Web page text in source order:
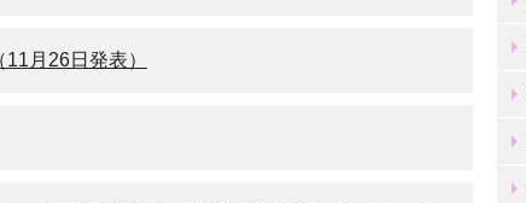
月26日発表）